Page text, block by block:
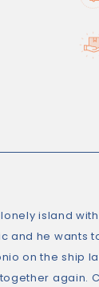
island
and he wants
on the ship
again.